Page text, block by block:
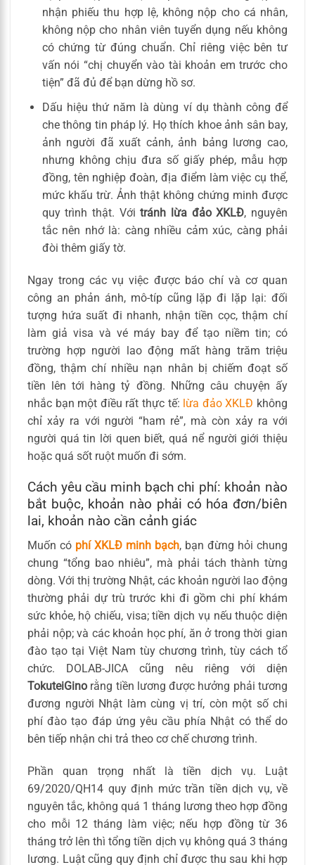
nhận phiếu thu hợp lệ, không nộp cho cá nhân,
không nộp cho nhân viên tuyển dụng nếu không
có chứng từ đúng chuẩn. Chỉ riêng việc bên tư
vấn nói “chị chuyển vào tài khoản em trước cho
tiện” đã đủ để bạn dừng hồ sơ.
Dấu hiệu thứ năm là dùng ví dụ thành công để
che thông tin pháp lý. Họ thích khoe ảnh sân bay,
ảnh người đã xuất cảnh, ảnh bảng lương cao,
nhưng không chịu đưa số giấy phép, mẫu hợp
đồng, tên nghiệp đoàn, địa điểm làm việc cụ thể,
mức khấu trừ. Ảnh thật không chứng minh được
quy trình thật. Vớitránh lừa đảo XKLĐ, nguyên
tắc nên nhớ là: càng nhiều cảm xúc, càng phải
đòi thêm giấy tờ.
Ngay trong các vụ việc được báo chí và cơ quan
công an phản ánh, mô-típ cũng lặp đi lặp lại: đối
tượng hứa suất đi nhanh, nhận tiền cọc, thậm chí
làm giả visa và vé máy bay để tạo niềm tin; có
trường hợp người lao động mất hàng trăm triệu
đồng, thậm chí nhiều nạn nhân bị chiếm đoạt số
tiền lên tới hàng tỷ đồng. Những câu chuyện ấy
nhắc bạn một điều rất thực tế: lừa đảo XKLĐ không
chỉ xảy ra với người “ham rẻ”, mà còn xảy ra với
người quá tin lời quen biết, quá nể người giới thiệu
hoặc quá sốt ruột muốn đi sớm.
Cách yêu cầu minh bạch chi phí: khoản nào
bắt buộc, khoản nào phải có hóa đơn/biên
lai, khoản nào cần cảnh giác
Muốn có phí XKLĐ minh bạch, bạn đừng hỏi chung
chung “tổng bao nhiêu”, mà phải tách thành từng
dòng. Với thị trường Nhật, các khoản người lao động
thường phải dự trù trước khi đi gồm chi phí khám
sức khỏe, hộ chiếu, visa; tiền dịch vụ nếu thuộc diện
phải nộp; và các khoản học phí, ăn ở trong thời gian
đào tạo tại Việt Nam tùy chương trình, tùy cách tổ
chức. DOLAB-JICA cũng nêu riêng với diện
TokuteiGino rằng tiền lương được hưởng phải tương
đương người Nhật làm cùng vị trí, còn một số chi
phí đào tạo đáp ứng yêu cầu phía Nhật có thể do
bên tiếp nhận chi trả theo cơ chế chương trình.
Phần quan trọng nhất là tiền dịch vụ. Luật
69/2020/QH14 quy định mức trần tiền dịch vụ, về
nguyên tắc, không quá 1 tháng lương theo hợp đồng
cho mỗi 12 tháng làm việc; nếu hợp đồng từ 36
tháng trở lên thì tổng tiền dịch vụ không quá 3 tháng
lương. Luật cũng quy định chỉ được thu sau khi hợp